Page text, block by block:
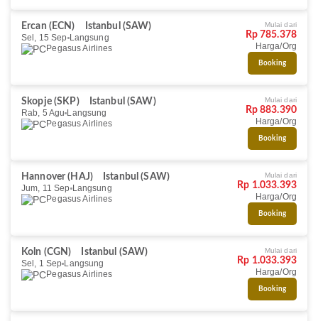
Ercan (ECN)
Istanbul (SAW)
Sel, 15 Sep Langsung
Pegasus Airlines
Mulai dari
Rp 785.378
Harga/Org
Booking
Skopje (SKP)
Istanbul (SAW)
Rab, 5 Agu Langsung
Pegasus Airlines
Mulai dari
Rp 883.390
Harga/Org
Booking
Hannover (HAJ)
Istanbul (SAW)
Jum, 11 Sep Langsung
Pegasus Airlines
Mulai dari
Rp 1.033.393
Harga/Org
Booking
Koln (CGN)
Istanbul (SAW)
Sel, 1 Sep Langsung
Pegasus Airlines
Mulai dari
Rp 1.033.393
Harga/Org
Booking